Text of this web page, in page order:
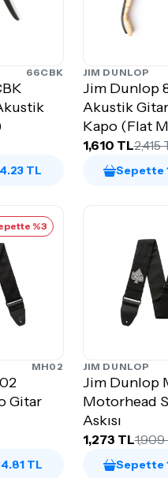
66CBK
TL
JIM DUNLOP
Jim Dunlop
Akustik
Kapo (Flat
1,610 TL2,415
Sepette
%3
MH02
Gitar
TL
JIM DUNLOP
Jim Dunlop
Motorhead
Askısı
1,273 TL
Sepette